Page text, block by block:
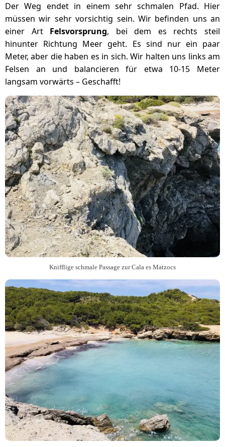
Der Weg endet in einem sehr schmalen Pfad. Hier
müssen wir sehr vorsichtig sein. Wir befinden uns an
einer Art Felsvorsprung, bei dem es rechts steil
hinunter Richtung Meer geht. Es sind nur ein paar
Meter, aber die haben es in sich. Wir halten uns links am
Felsen an und balancieren für etwa 10-15 Meter
langsam vorwärts – Geschafft!
Knifflige schmale Passage zur Cala es Matzocs